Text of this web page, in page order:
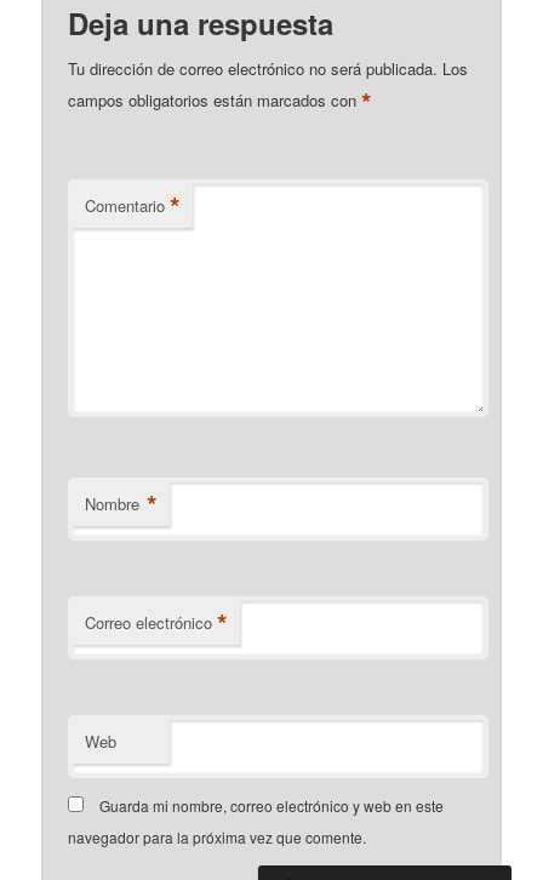
Deja una respuesta
Tu dirección de correo electrónico no será publicada. Los
campos obligatorios están marcados con*
Comentario *
Nombre *
Correo electrónico *
Web
Guarda mi nombre, correo electrónico y web en este
navegador para la próxima vez que comente.